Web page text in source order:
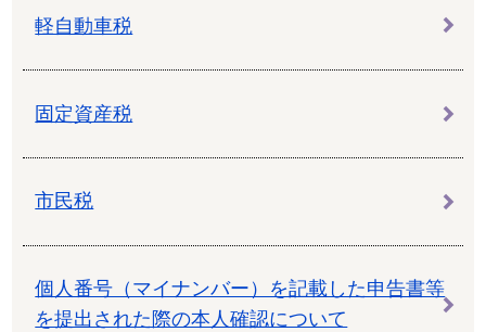
軽自動車税
固定資産税
市民税
個人番号（マイナンバー）を記載した申告書等
を提出された際の本人確認について